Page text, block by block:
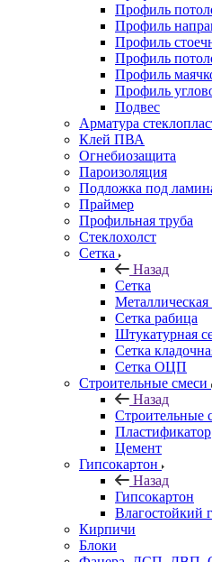
Профиль
Профиль
Профиль
Профиль
Профиль
Профиль
Подвес
Арматура
Клей ПВА
Огнебиозащита
Пароизоляция
Подложка под
Праймер
Профильная труба
Стеклохолст
Сетка
Назад
Сетка
Металлическая
Сетка рабица
Штукатурная
Сетка
Сетка ОЦП
Строительные смеси
Назад
Строительные
Пластификатор
Цемент
Гипсокартон
Назад
Гипсокартон
Влагостойкий
Кирпичи
Блоки